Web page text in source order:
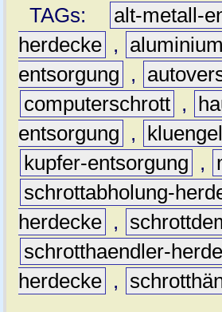
TAGs:
alt-metall-
herdecke , aluminium
entsorgung
,
computerschrott ,
entsorgung
,
kupfer-entsorgung
,
schrottabholung-
herdecke ,
schrotthaendler-
herdecke ,